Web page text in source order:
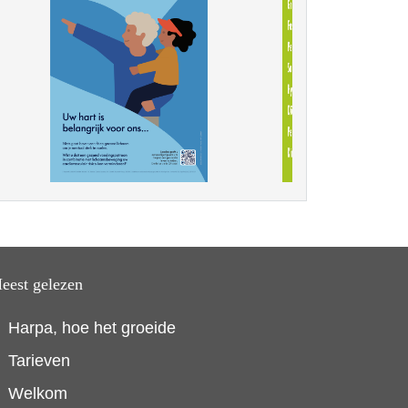
gelezen
Harpa, hoe het groeide
Tarieven
Welkom